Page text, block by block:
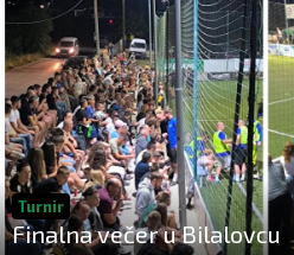
Turnir
Finalna večer u Bilalovcu